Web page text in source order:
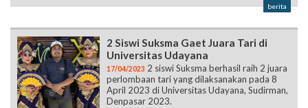
berita
2 Siswi Suksma Gaet Juara Tari di
Universitas Udayana
17/04/2023 2 siswi Suksma berhasil raih 2 juara
perlombaan tari yang dilaksanakan pada 8
April 2023 di Universitas Udayana, Sudirman,
Denpasar 2023.